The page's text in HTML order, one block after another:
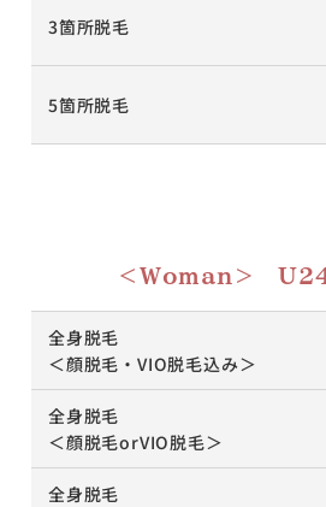
3箇所脱毛
5箇所脱毛
＜Woman＞ U24
全身脱毛
＜顔脱毛・VIO脱毛込み＞
全身脱毛
＜顔脱毛orVIO脱毛＞
全身脱毛